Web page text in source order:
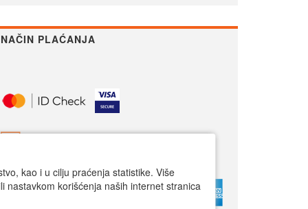
NAČIN PLAĆANJA
kao i u cilju praćenja statistike. Više
nastavkom korišćenja naših internet stranica